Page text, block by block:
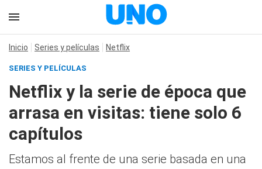
Inicio Series y películas Netflix
SERIES Y PELÍCULAS
Netflix y la serie de época que
arrasa en visitas: tiene solo 6
capítulos
Estamos al frente de una serie basada en una